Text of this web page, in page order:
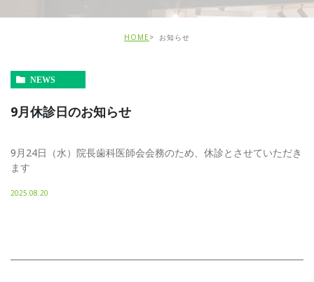
HOME お知らせ
NEWS
9月休診日のお知らせ
9月24日（水）院長歯科医師会会務のため、休診とさせていただき
ます
2025.08.20